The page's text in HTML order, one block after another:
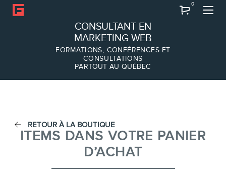
CONSULTANT EN
MARKETING WEB
FORMATIONS, CONFÉRENCES ET
CONSULTATIONS
PARTOUT AU QUÉBEC
0
À PROPOS
SERVICES
ITEMS DANS VOTRE PANIER
D’ACHAT
RETOUR À LA BOUTIQUE